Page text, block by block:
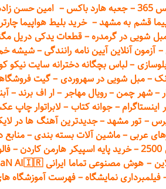
–جعبه هارد باکس– امین حسن
قشم به مشهد–خرید بلیط هواپیما چارتر
شویی در گرمدره–قطعاتیدکی دریل
–آزمون آنلاین آیین نامه رانندگی–شیشه
–لباس بچگانه دخترانه سایت نیکو
–مبل شویی در سهروردی –گیت
–شهر چمن–رویال مهاجر –ار اف برند–
اینستاگرام–جوانه کتاب – لابراتوار چاپ
– تور مشهد–جدیدترین آهنگ ها در
عربی–ماشین آلات بسته بندی–منابع
–خرید پایه اسپیکر هارمن کاردن–
– هوش مصنوعی تماما ایرانی IranniaN AI🇮🇷
فیلمبرداری نمایشگاه–فهرست آموزشگاه